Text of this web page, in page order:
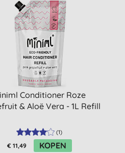
Conditioner Roze
& Aloë Vera - 1L Refill
(1)
€ 11,49 KOPEN